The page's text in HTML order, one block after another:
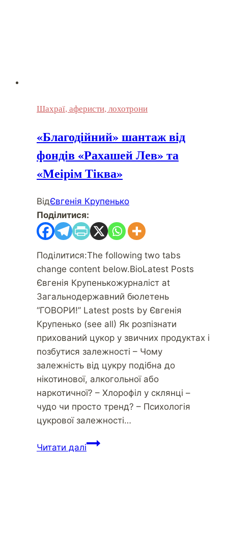
Шахраї, аферисти, лохотрони
«Благодійний» шантаж від
фондів «Рахашей Лев» та
«Меірім Тіква»
ВідЄвгенія Крупенько
Поділитися:
Поділитися:The following two tabs
change content below.BioLatest Posts
Євгенія Крупенькожурналіст at
Загальнодержавний бюлетень
“ГОВОРИ!” Latest posts by Євгенія
Крупенько (see all) Як розпізнати
прихований цукор у звичних продуктах і
позбутися залежності – Чому
залежність від цукру подібна до
нікотинової, алкогольної або
наркотичної? – Хлорофіл у склянці –
чудо чи просто тренд? – Психологія
цукрової залежності…
Читати даліІнтернет-